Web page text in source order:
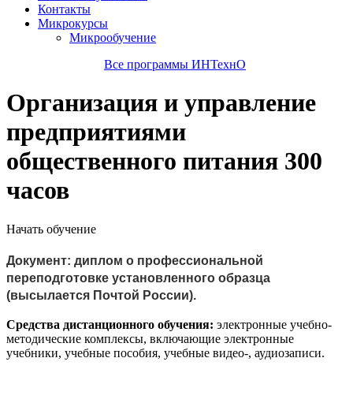
Контакты
Микрокурсы
Микрообучение
Все программы ИНТехнО
Организация и управление
предприятиями
общественного питания 300
часов
Начать обучение
Документ: диплом о профессиональной
переподготовке установленного образца
(высылается Почтой России).
Средства дистанционного обучения: электронные учебно-
методические комплексы, включающие электронные
учебники, учебные пособия, учебные видео-, аудиозаписи.